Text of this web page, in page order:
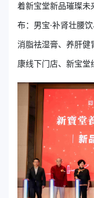
着新宝堂新品璀璨未
布：男宝·补肾壮腰
消脂祛湿膏、养肝健
康线下门店、新宝堂